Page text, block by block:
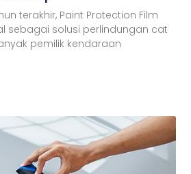
terakhir, Paint Protection Film
sebagai solusi perlindungan cat
pemilik kendaraan